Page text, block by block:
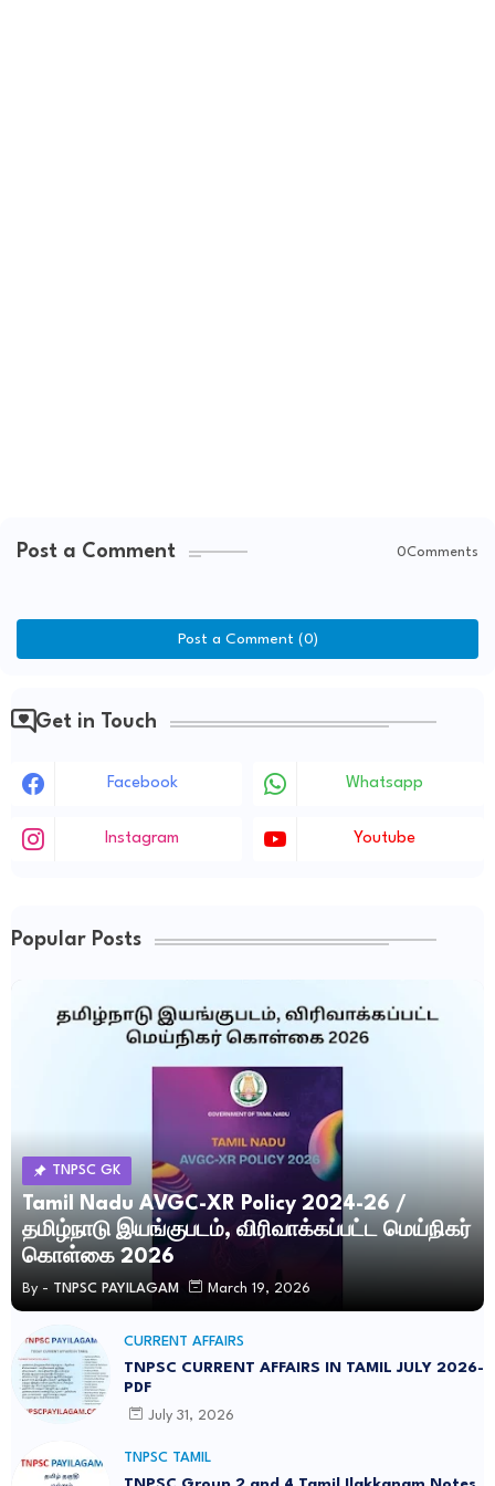
Post a Comment 0Comments
Post a Comment (0)
Get in Touch
Facebook Whatsapp
Instagram Youtube
Popular Posts
TNPSC GK
Tamil Nadu AVGC-XR Policy 2024-26 /
தமிழ்நாடு இயங்குபடம், விரிவாக்கப்பட்ட மெய்நிகர்
கொள்கை 2026
By - TNPSC PAYILAGAM March 19, 2026
CURRENT AFFAIRS
TNPSC CURRENT AFFAIRS IN TAMIL JULY 2026-
PDF
July 31, 2026
TNPSC TAMIL